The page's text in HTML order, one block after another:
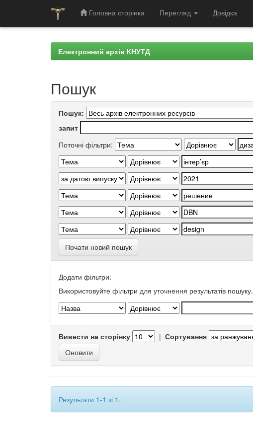
Головна сторінка Перегляд Довідка
Електронний архів КНУТД
Пошук
Пошук:
запит
Поточні фільтри:
Почати новий пошук
Додати фільтри:
Використовуйте фільтри для уточнення результатів пошуку.
Вивести на сторінку | Сортування
Результати 1-1 зі 1.